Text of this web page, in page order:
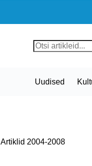
Uudised
Artiklid 2004-2008